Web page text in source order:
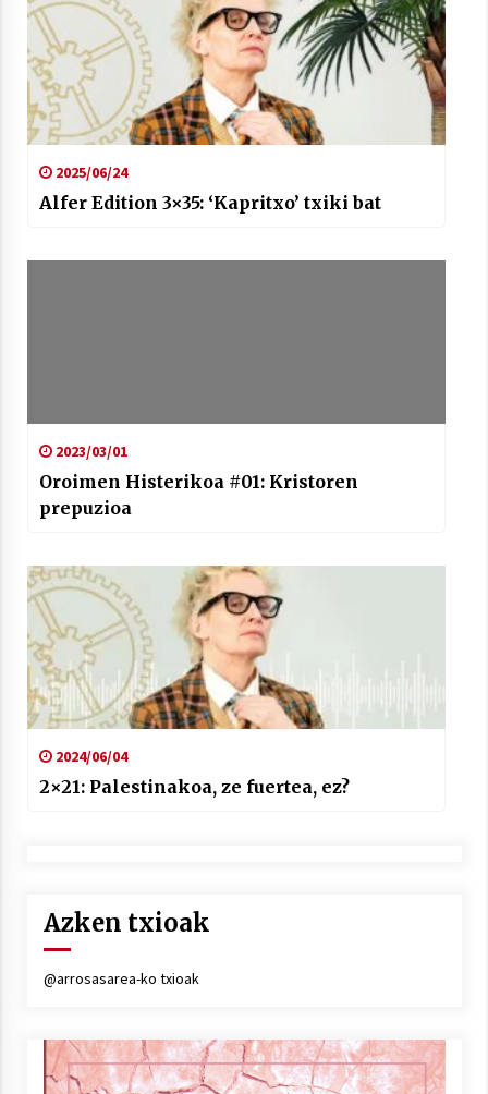
2025/06/24
Alfer Edition 3×35: ‘Kapritxo’ txiki bat
2023/03/01
Oroimen Histerikoa #01: Kristoren
prepuzioa
2024/06/04
2×21: Palestinakoa, ze fuertea, ez?
Azken txioak
@arrosasarea-ko txioak